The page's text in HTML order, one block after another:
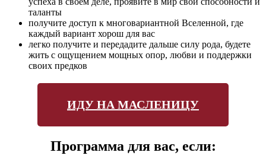
таланты
получите доступ к многовариантной Вселенной, где
каждый вариант хорош для вас
легко получите и передадите дальше силу рода, будете
жить с ощущением мощных опор, любви и поддержки
своих предков
ИДУ НА МАСЛЕНИЦУ
Программа для вас, если: